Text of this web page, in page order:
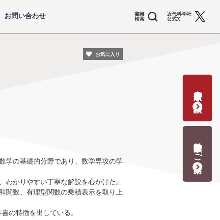
書籍
検索
お問い合わせ
近代科学社
公式X
学の基礎的分野であり、数学専攻の学
かりやすい丁寧な解説を心がけた。
関数、有理型関数の乗積表示を取り上
の特徴を出している。
お気に入り
書籍出版の応募・相談
教科書献本のご案内